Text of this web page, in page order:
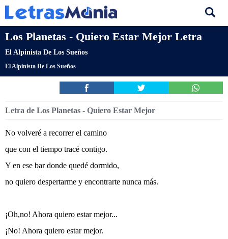
Los Planetas - Quiero Estar Mejor Letra
El Alpinista De Los Sueños
El Alpinista De Los Sueños
Letra de Los Planetas - Quiero Estar Mejor
No volveré a recorrer el camino
que con el tiempo tracé contigo.
Y en ese bar donde quedé dormido,
no quiero despertarme y encontrarte nunca más.
¡Oh,no! Ahora quiero estar mejor...
¡No! Ahora quiero estar mejor.